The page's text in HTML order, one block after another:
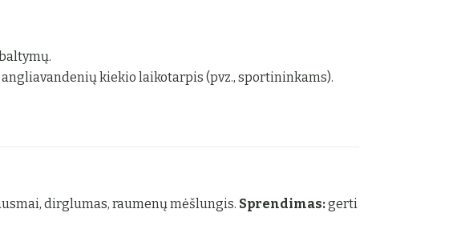
kiekio laikotarpis (pvz., sportininkams).
dirglumas, raumenų mėšlungis. Sprendimas:gerti